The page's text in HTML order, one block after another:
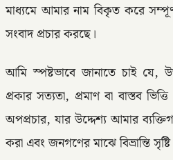
মাধ্যমে আমার নাম বিকৃত করে
সংবাদ প্রচার করছে।
আমি স্পষ্টভাবে জানাতে চাই যে,
প্রকার সত্যতা, প্রমাণ বা বাস্তব
অপপ্রচার, যার উদ্দেশ্য আমার
করা এবং জনগণের মাঝে বিভ্রান্তি